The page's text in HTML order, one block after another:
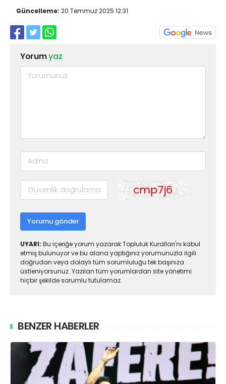
Güncelleme: 20 Temmuz 2025 12:31
Yorumyaz
Yorumu gönder
UYARI: Bu içeriğe yorum yazarak Topluluk Kuralları'nı kabul
etmiş bulunuyor ve bu alana yaptığınız yorumunuzla ilgili
doğrudan veya dolaylı tüm sorumluluğu tek başınıza
üstleniyorsunuz. Yazılan tüm yorumlardan site yönetimi
hiçbir şekilde sorumlu tutulamaz.
BENZER HABERLER